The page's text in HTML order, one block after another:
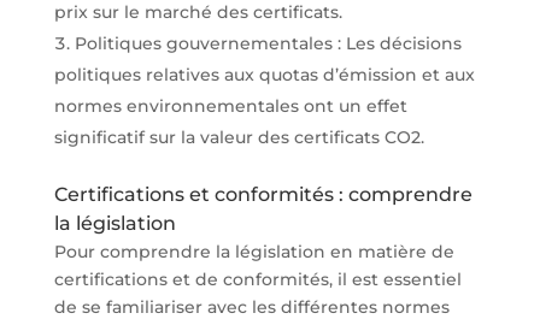
prix sur le marché des certificats.
Politiques gouvernementales : Les décisions
politiques relatives aux quotas d’émission et aux
normes environnementales ont un effet
significatif sur la valeur des certificats CO2.
Certifications et conformités : comprendre
la législation
Pour comprendre la législation en matière de
certifications et de conformités, il est essentiel
de se familiariser avec les différentes normes